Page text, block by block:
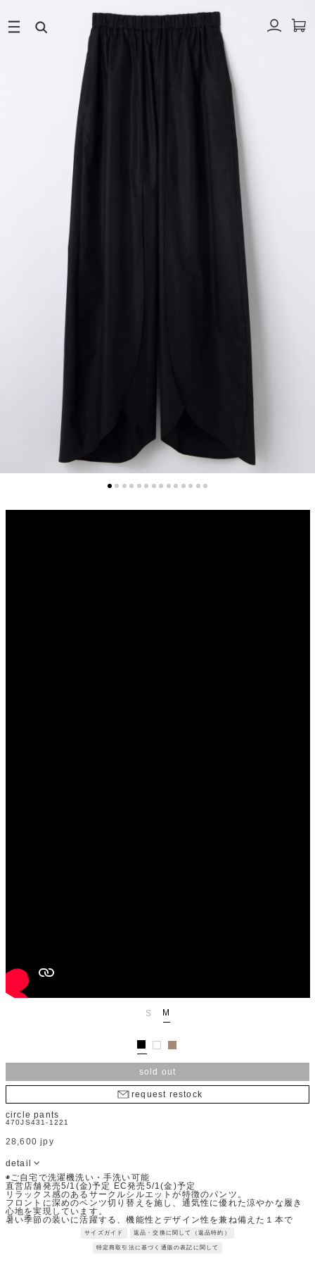
S M
sold out
request restock
circle pants
470JS431-1221
28,600 jpy
detail
◉ご自宅で洗濯機洗い・手洗い可能
直営店舗発売5/1(金)予定 EC発売5/1(金)予定
リラックス感のあるサークルシルエットが特徴のパンツ。
フロントに深めのベンツ切り替えを施し、通気性に優れた涼やかな履き
心地を実現しています。
暑い季節の装いに活躍する、機能性とデザイン性を兼ね備えた１本で
Fabric：シリコン加工によって適度な反発感としっとりした肌触りが特
徴のタイプライター素材。
チンツ加工による程よい光沢感もポイントです。
サイズガイド 返品・交換に関して（返品特約）
特定商取引法に基づく通販の表記に関して